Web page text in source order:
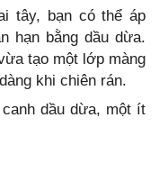
tây, bạn có thể áp
hạn bằng dầu dừa.
tạo một lớp màng
khi chiên rán.
canh dầu dừa, một ít